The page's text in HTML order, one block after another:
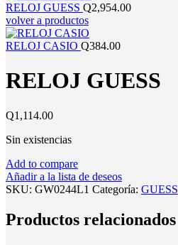
RELOJ GUESS Q2,954.00
volver a productos
RELOJ CASIO Q384.00
RELOJ GUESS
Q1,114.00
Sin existencias
Add to compare
Añadir a la lista de deseos
SKU: GW0244L1 Categoría: GUESS
Productos relacionados